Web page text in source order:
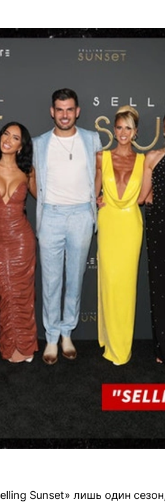
Sunset» лишь один